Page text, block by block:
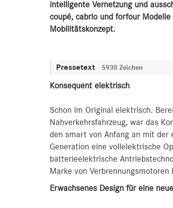
intelligente Vernetzung und
coupé, cabrio und forfour
Mobilitätskonzept.
Pressetext 5930 Zeichen
Konsequent elektrisch
Schon im Original elektrisch.
Nahverkehrsfahrzeug, war das
den smart von Anfang an mit
Generation eine vollelektrische
batterieelektrische
Marke von
Erwachsenes Design für eine